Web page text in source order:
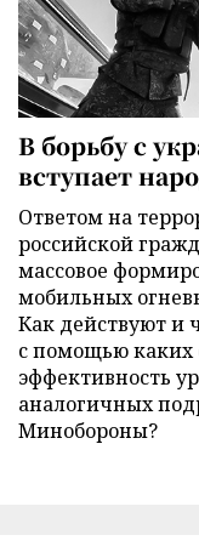
В борьбу с
вступает
Ответом на
российской
массовое
мобильных
Как действуют и
с помощью каких
эффективность
аналогичных
Минобороны?